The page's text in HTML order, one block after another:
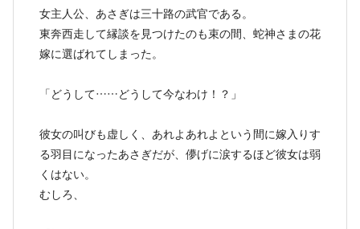
女主人公、あさぎは三十路の武官である。
東奔西走して縁談を見つけたのも束の間、蛇神さまの花
嫁に選ばれてしまった。
「どうして……どうして今なわけ！？」
彼女の叫びも虚しく、あれよあれよという間に嫁入りす
る羽目になったあさぎだが、儚げに涙するほど彼女は弱
くはない。
むしろ、